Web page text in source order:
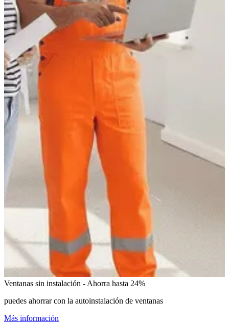
Ventanas sin instalación - Ahorra hasta 24%
puedes ahorrar con la autoinstalación de ventanas
Más información